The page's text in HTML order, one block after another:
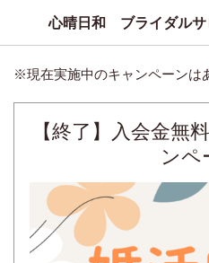
心晴日和 ブライダルサ
※現在実施中のキャンペーンは
【終了】入会金無
ンペ